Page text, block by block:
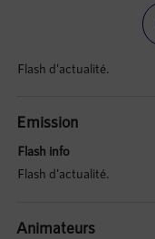
Flash d'actualité.
Emission
Flash info
Flash d'actualité.
Animateurs